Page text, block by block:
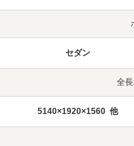
セダン
全
5140×1920×1560 他